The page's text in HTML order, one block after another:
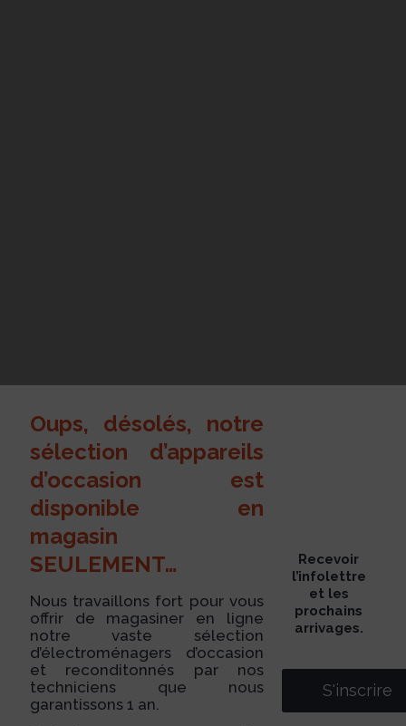
Oups, désolés, notre
sélection d’appareils
d’occasion est
disponible en
magasin
SEULEMENT…
Nous travaillons fort pour vous
offrir de magasiner en ligne
notre vaste sélection
d’électroménagers d’occasion
et reconditonnés par nos
techniciens que nous
garantissons 1 an.
Recevoir
l’infolettre
et les
prochains
arrivages.
S'inscrire